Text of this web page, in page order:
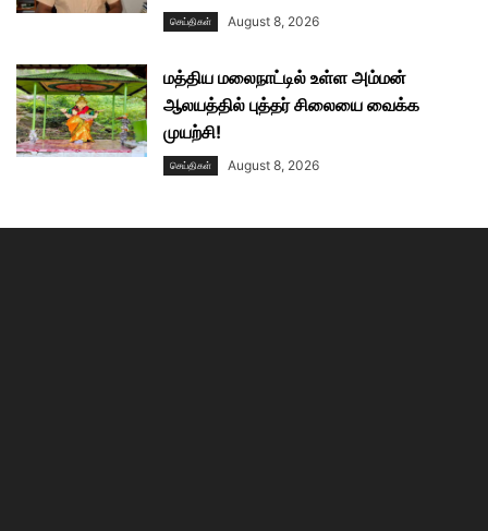
செய்திகள் August 8, 2026
மத்திய மலைநாட்டில் உள்ள அம்மன்
ஆலயத்தில் புத்தர் சிலையை வைக்க
முயற்சி!
செய்திகள் August 8, 2026